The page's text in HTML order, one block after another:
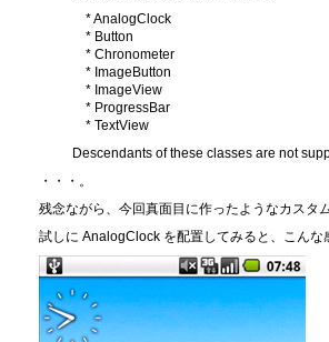
* AnalogClock
* Button
* Chronometer
* ImageButton
* ImageView
* ProgressBar
* TextView
Descendants of these classes are not
・・・。
残念ながら、今回真面目に作ったようなカスタ
試しに AnalogClock を配置してみると、こんな